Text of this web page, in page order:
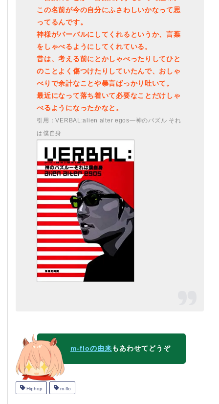
この名前が今の自分にふさわしいかなって思
ってるんです。
神様がバーバルにしてくれるというか、言葉
をしゃべるようにしてくれている。
昔は、考える前にとかしゃべったりしてひと
のことよく傷つけたりしていたんで、おしゃ
べりで余計なことや暴言ばっかり吐いて。
最近になって落ち着いて必要なことだけしゃ
べるようになったかなと。
引用：VERBAL:alien alter egos―神のパズル それ
は僕自身
m-floの由来もあわせてどうぞ
Hiphop m-flo